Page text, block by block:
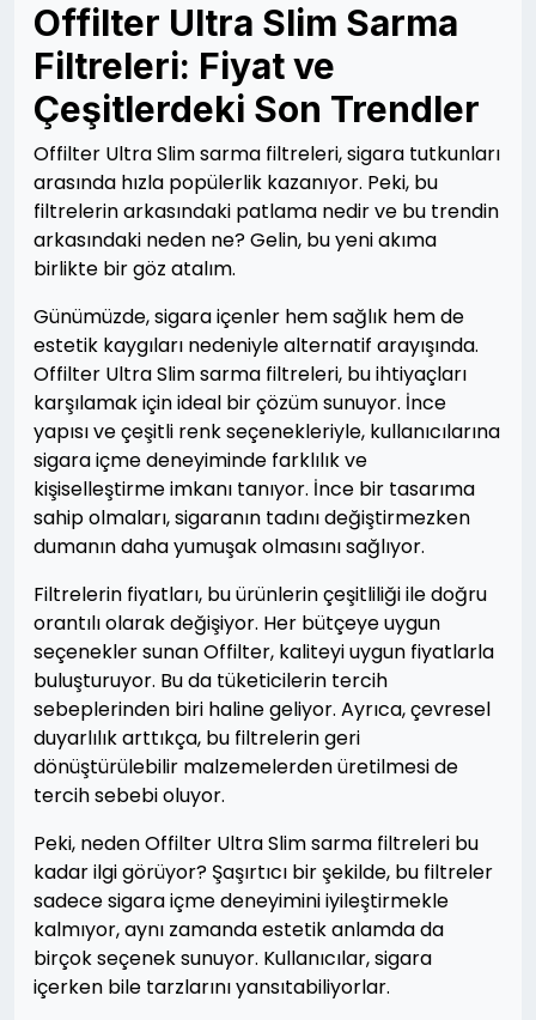
Offilter Ultra Slim Sarma
Filtreleri: Fiyat ve
Çeşitlerdeki Son Trendler
Offilter Ultra Slim sarma filtreleri, sigara tutkunları
arasında hızla popülerlik kazanıyor. Peki, bu
filtrelerin arkasındaki patlama nedir ve bu trendin
arkasındaki neden ne? Gelin, bu yeni akıma
birlikte bir göz atalım.
Günümüzde, sigara içenler hem sağlık hem de
estetik kaygıları nedeniyle alternatif arayışında.
Offilter Ultra Slim sarma filtreleri, bu ihtiyaçları
karşılamak için ideal bir çözüm sunuyor. İnce
yapısı ve çeşitli renk seçenekleriyle, kullanıcılarına
sigara içme deneyiminde farklılık ve
kişiselleştirme imkanı tanıyor. İnce bir tasarıma
sahip olmaları, sigaranın tadını değiştirmezken
dumanın daha yumuşak olmasını sağlıyor.
Filtrelerin fiyatları, bu ürünlerin çeşitliliği ile doğru
orantılı olarak değişiyor. Her bütçeye uygun
seçenekler sunan Offilter, kaliteyi uygun fiyatlarla
buluşturuyor. Bu da tüketicilerin tercih
sebeplerinden biri haline geliyor. Ayrıca, çevresel
duyarlılık arttıkça, bu filtrelerin geri
dönüştürülebilir malzemelerden üretilmesi de
tercih sebebi oluyor.
Peki, neden Offilter Ultra Slim sarma filtreleri bu
kadar ilgi görüyor? Şaşırtıcı bir şekilde, bu filtreler
sadece sigara içme deneyimini iyileştirmekle
kalmıyor, aynı zamanda estetik anlamda da
birçok seçenek sunuyor. Kullanıcılar, sigara
içerken bile tarzlarını yansıtabiliyorlar.